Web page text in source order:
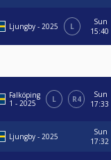
Ljungby - 2025 L
Sun
15:40
Falköping
1 - 2025
L R4
Sun
17:33
Ljungby - 2025
Sun
17:32